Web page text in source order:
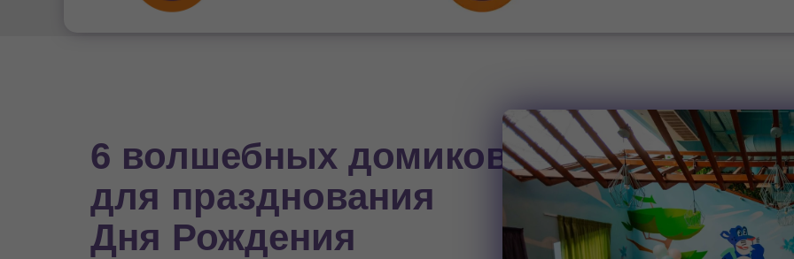
6 волшебных домиков
для празднования
Дня Рождения